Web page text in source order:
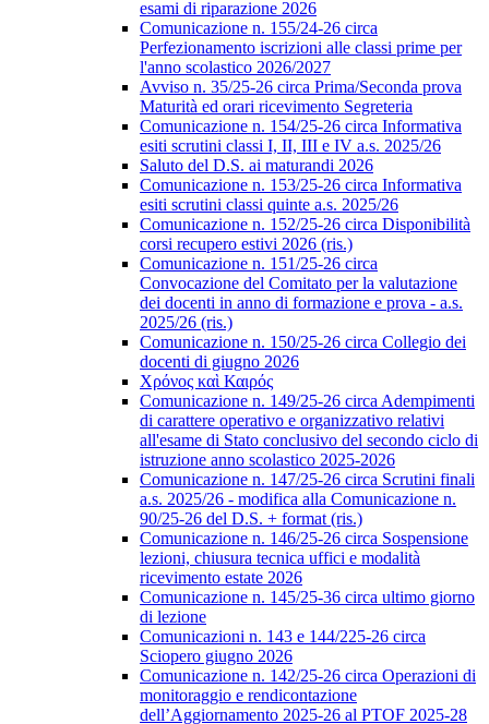
esami di riparazione 2026
Comunicazione n. 155/24-26 circa
Perfezionamento iscrizioni alle classi prime per
l'anno scolastico 2026/2027
Avviso n. 35/25-26 circa Prima/Seconda prova
Maturità ed orari ricevimento Segreteria
Comunicazione n. 154/25-26 circa Informativa
esiti scrutini classi I, II, III e IV a.s. 2025/26
Saluto del D.S. ai maturandi 2026
Comunicazione n. 153/25-26 circa Informativa
esiti scrutini classi quinte a.s. 2025/26
Comunicazione n. 152/25-26 circa Disponibilità
corsi recupero estivi 2026 (ris.)
Comunicazione n. 151/25-26 circa
Convocazione del Comitato per la valutazione
dei docenti in anno di formazione e prova - a.s.
2025/26 (ris.)
Comunicazione n. 150/25-26 circa Collegio dei
docenti di giugno 2026
Χρόνος καὶ Καιρός
Comunicazione n. 149/25-26 circa Adempimenti
di carattere operativo e organizzativo relativi
all'esame di Stato conclusivo del secondo ciclo di
istruzione anno scolastico 2025-2026
Comunicazione n. 147/25-26 circa Scrutini finali
a.s. 2025/26 - modifica alla Comunicazione n.
90/25-26 del D.S. + format (ris.)
Comunicazione n. 146/25-26 circa Sospensione
lezioni, chiusura tecnica uffici e modalità
ricevimento estate 2026
Comunicazione n. 145/25-36 circa ultimo giorno
di lezione
Comunicazioni n. 143 e 144/225-26 circa
Sciopero giugno 2026
Comunicazione n. 142/25-26 circa Operazioni di
monitoraggio e rendicontazione
dell’Aggiornamento 2025-26 al PTOF 2025-28